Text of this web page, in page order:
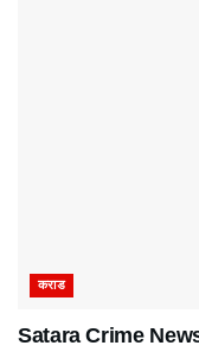
कराड
Satara Crime News